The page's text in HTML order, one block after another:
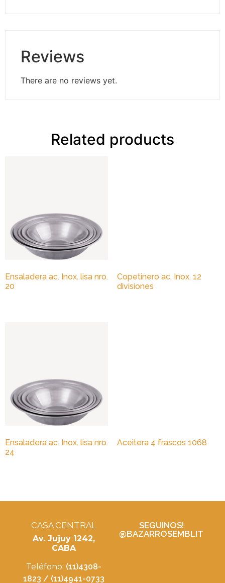
Reviews
There are no reviews yet.
Related products
Ensaladera ac. Inox. lisa nro.
20
Copetinero ac. Inox. 12
divisiones
Ensaladera ac. Inox. lisa nro.
24
Aceitera 4 frascos 1068
CASA CENTRAL
Av. Jujuy 1242,
CABA
Teléfono: (11)4308-
1823 / (11)4941-0733
SEGUINOS!
@BAZARROSEMBLIT